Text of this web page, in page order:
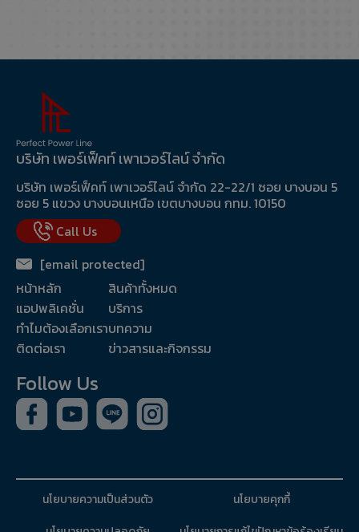
บริษัท เพอร์เฟ็คท์ เพาเวอร์ไลน์ จำกัด
บริษัท เพอร์เฟ็คท์ เพาเวอร์ไลน์ จำกัด 22-22/1 ซอย บางบอน 5
ซอย 5 แขวง บางบอนเหนือ เขตบางบอน กทม. 10150
Call Us
[email protected]
หน้าหลัก
แอปพลิเคชั่น
ทำไมต้องเลือกเรา
ติดต่อเรา
สินค้าทั้งหมด
บริการ
บทความ
ข่าวสารและกิจกรรม
Follow Us
นโยบายความเป็นส่วนตัว
นโยบายคุกกี้